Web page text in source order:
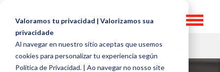
Valoramos tu privacidad | Valorizamos sua
privacidade
Al navegar en nuestro sitio aceptas que usemos
cookies para personalizar tu experiencia según
Politica de Privacidad. | Ao navegar no nosso site
HR TOPICS